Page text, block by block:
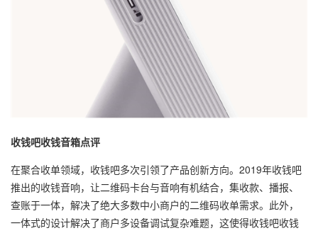
收钱吧收钱音箱点评
在聚合收单领域，收钱吧多次引领了产品创新方向。2019年收钱吧
推出的收钱音响，让二维码卡台与音响有机结合，集收款、播报、
查账于一体，解决了绝大多数中小商户的二维码收单需求。此外，
一体式的设计解决了商户多设备调试复杂难题，这使得收钱吧收钱